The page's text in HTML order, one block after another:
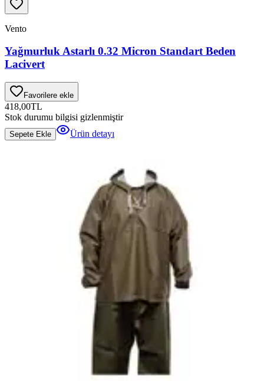
Vento
Yağmurluk Astarlı 0.32 Micron Standart Beden
Lacivert
Favorilere ekle
418,00TL
Stok durumu bilgisi gizlenmiştir
Sepete Ekle Ürün detayı